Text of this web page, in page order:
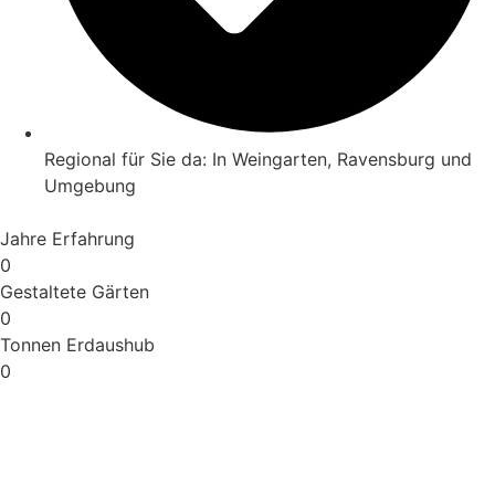
Regional für Sie da: In Weingarten, Ravensburg und
Umgebung
Jahre Erfahrung
0
Gestaltete Gärten
0
Tonnen Erdaushub
0